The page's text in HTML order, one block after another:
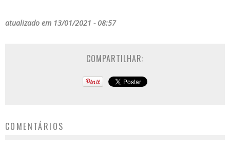
atualizado em 13/01/2021 - 08:57
COMPARTILHAR:
COMENTÁRIOS